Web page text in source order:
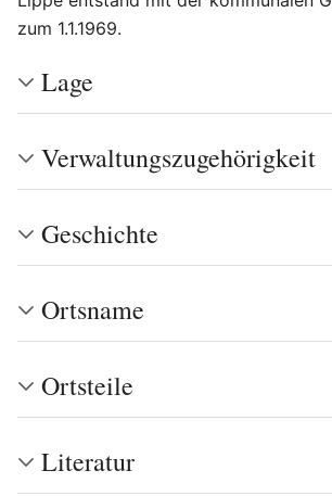
zum 1.1.1969.
Lage
Verwaltungszugehörigkeit
Geschichte
Ortsname
Ortsteile
Literatur